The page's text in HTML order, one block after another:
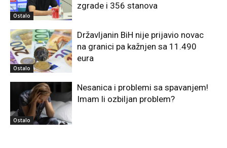
Ostalo
zgrade i 356 stanova
Ostalo
Državljanin BiH nije prijavio novac
na granici pa kažnjen sa 11.490
eura
Ostalo
Nesanica i problemi sa spavanjem!
Imam li ozbiljan problem?